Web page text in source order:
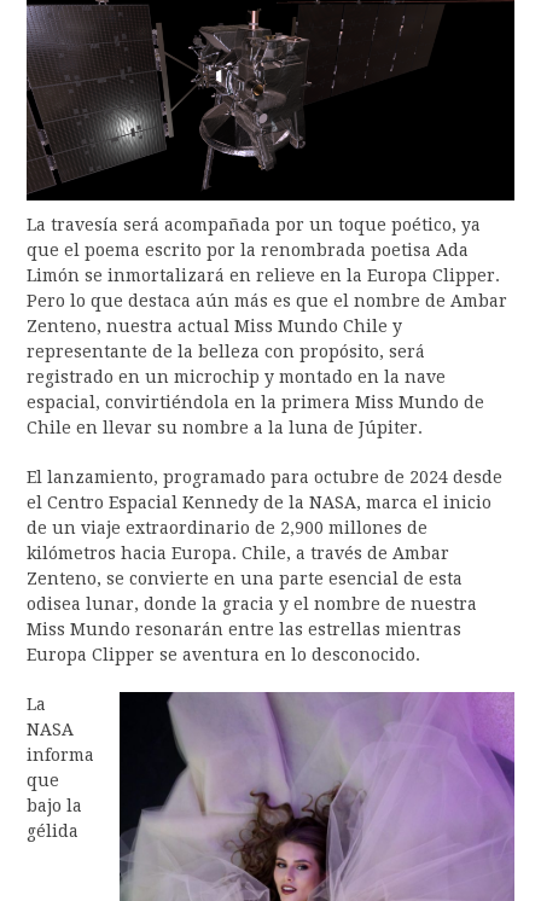
La travesía será acompañada por un toque poético, ya
que el poema escrito por la renombrada poetisa Ada
Limón se inmortalizará en relieve en la Europa Clipper.
Pero lo que destaca aún más es que el nombre de Ambar
Zenteno, nuestra actual Miss Mundo Chile y
representante de la belleza con propósito, será
registrado en un microchip y montado en la nave
espacial, convirtiéndola en la primera Miss Mundo de
Chile en llevar su nombre a la luna de Júpiter.
El lanzamiento, programado para octubre de 2024 desde
el Centro Espacial Kennedy de la NASA, marca el inicio
de un viaje extraordinario de 2,900 millones de
kilómetros hacia Europa. Chile, a través de Ambar
Zenteno, se convierte en una parte esencial de esta
odisea lunar, donde la gracia y el nombre de nuestra
Miss Mundo resonarán entre las estrellas mientras
Europa Clipper se aventura en lo desconocido.
La
NASA
informa
que
bajo la
gélida